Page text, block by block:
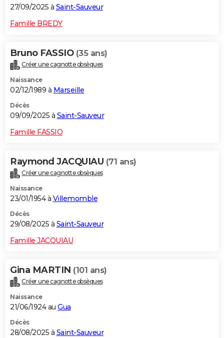
27/09/2025 à Saint-Sauveur
Famille BREDY
Bruno FASSIO (35 ans)
Créer une cagnotte obsèques
Naissance
02/12/1989 à Marseille
Décès
09/09/2025 à Saint-Sauveur
Famille FASSIO
Raymond JACQUIAU (71 ans)
Créer une cagnotte obsèques
Naissance
23/01/1954 à Villemomble
Décès
29/08/2025 à Saint-Sauveur
Famille JACQUIAU
Gina MARTIN (101 ans)
Créer une cagnotte obsèques
Naissance
21/06/1924 au Gua
Décès
28/08/2025 à Saint-Sauveur